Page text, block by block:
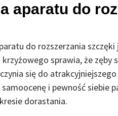
aparatu do
do rozszerzania
sprawia, że zęby
się do
i pewność siebie
dorastania.